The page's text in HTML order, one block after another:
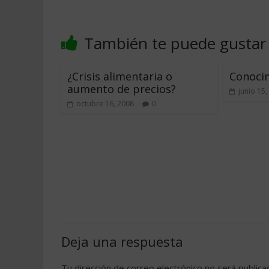
También te puede gustar
¿Crisis alimentaria o
aumento de precios?
octubre 16, 2008 0
junio
Deja una respuesta